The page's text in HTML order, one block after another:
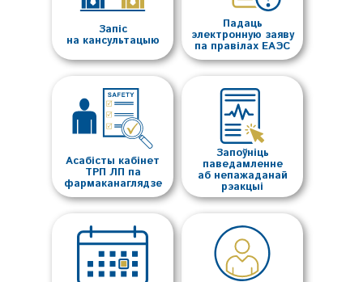
Запіс
на кансультацыю
Падаць
электронную заяву
па правілах ЕАЭС
Асабісты кабінет
ТРП ЛП па
фармаканаглядзе
Запоўніць
паведамленне
аб непажаданай
рэакцыі